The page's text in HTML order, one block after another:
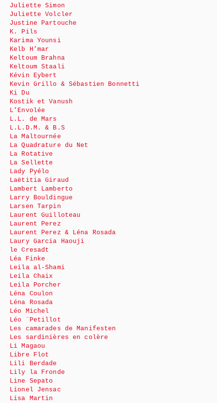
Juliette Simon
Juliette Volcler
Justine Partouche
K. Pils
Karima Younsi
Kelb H’mar
Keltoum Brahna
Keltoum Staali
Kévin Eybert
Kevin Grillo & Sébastien Bonnetti
Ki Du
Kostik et Vanush
L’Envolée
L.L. de Mars
L.L.D.M. & B.S
La Maltournée
La Quadrature du Net
La Rotative
La Sellette
Lady Pyélo
Laëtitia Giraud
Lambert Lamberto
Larry Bouldingue
Larsen Tarpin
Laurent Guilloteau
Laurent Perez
Laurent Perez & Léna Rosada
Laury Garcia Haouji
le Cresadt
Léa Finke
Leila al-Shami
Leila Chaix
Leila Porcher
Léna Coulon
Léna Rosada
Léo Michel
Léo ¨Petillot
Les camarades de Manifesten
Les sardinières en colère
Li Magaou
Libre Flot
Lili Berdade
Lily la Fronde
Line Sepato
Lionel Jensac
Lisa Martin